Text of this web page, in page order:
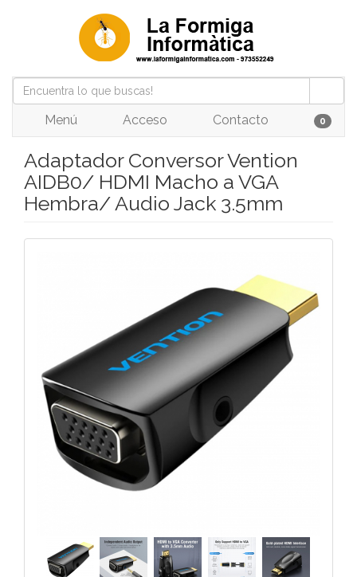
Menú Acceso Contacto 0
Adaptador Conversor Vention
AIDB0/ HDMI Macho a VGA
Hembra/ Audio Jack 3.5mm